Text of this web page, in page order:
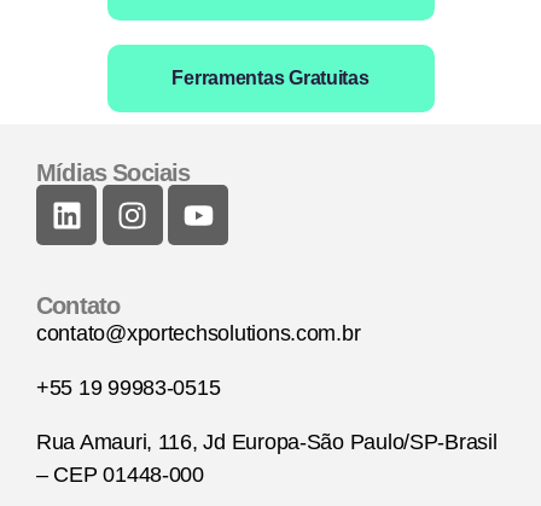
Ferramentas Gratuitas
Mídias Sociais
Contato
contato@xportechsolutions.com.br
+55 19 99983-0515
Rua Amauri, 116, Jd Europa-São Paulo/SP-Brasil
– CEP 01448-000